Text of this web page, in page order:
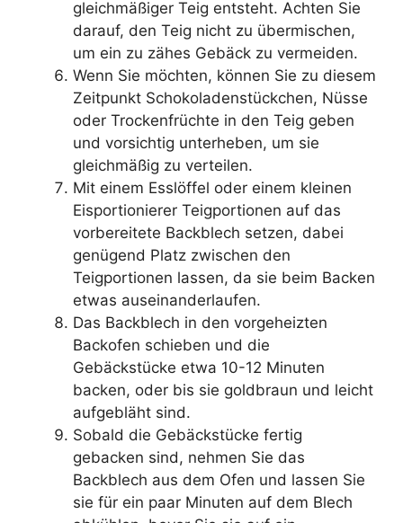
gleichmäßiger Teig entsteht. Achten Sie
darauf, den Teig nicht zu übermischen,
um ein zu zähes Gebäck zu vermeiden.
Wenn Sie möchten, können Sie zu diesem
Zeitpunkt Schokoladenstückchen, Nüsse
oder Trockenfrüchte in den Teig geben
und vorsichtig unterheben, um sie
gleichmäßig zu verteilen.
Mit einem Esslöffel oder einem kleinen
Eisportionierer Teigportionen auf das
vorbereitete Backblech setzen, dabei
genügend Platz zwischen den
Teigportionen lassen, da sie beim Backen
etwas auseinanderlaufen.
Das Backblech in den vorgeheizten
Backofen schieben und die
Gebäckstücke etwa 10-12 Minuten
backen, oder bis sie goldbraun und leicht
aufgebläht sind.
Sobald die Gebäckstücke fertig
gebacken sind, nehmen Sie das
Backblech aus dem Ofen und lassen Sie
sie für ein paar Minuten auf dem Blech